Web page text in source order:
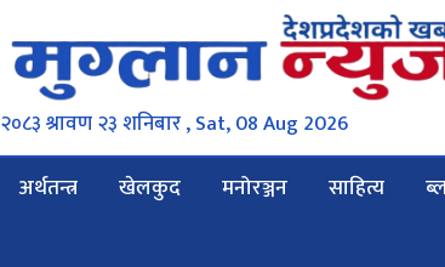
२०८३ श्रावण २३ शनिबार , Sat, 08 Aug 2026
अर्थतन्त्र खेलकुद मनोरञ्जन साहित्य